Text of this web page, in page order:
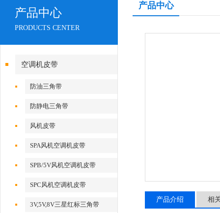
产品中心
PRODUCTS CENTER
空调机皮带
防油三角带
防静电三角带
风机皮带
SPA风机空调机皮带
SPB/5V风机空调机皮带
SPC风机空调机皮带
3V,5V,8V三星红标三角带
产品中心
产品介绍 相